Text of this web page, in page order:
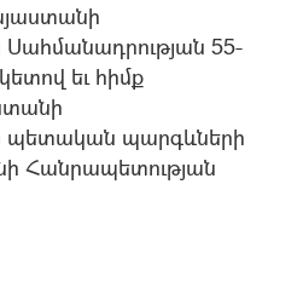
55-
եւ հիմք
պետական պարգևների
Հանրապետության